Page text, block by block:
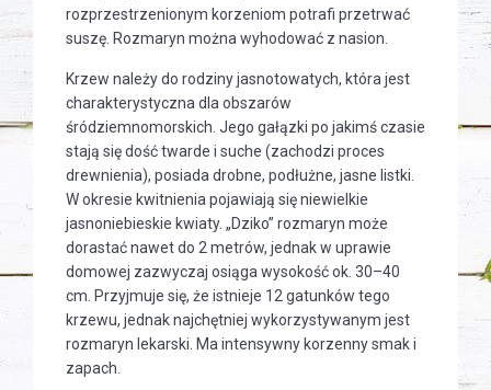
rozprzestrzenionym korzeniom potrafi przetrwać
suszę. Rozmaryn można wyhodować z nasion.
Krzew należy do rodziny jasnotowatych, która jest
charakterystyczna dla obszarów
śródziemnomorskich. Jego gałązki po jakimś czasie
stają się dość twarde i suche (zachodzi proces
drewnienia), posiada drobne, podłużne, jasne listki.
W okresie kwitnienia pojawiają się niewielkie
jasnoniebieskie kwiaty. „Dziko” rozmaryn może
dorastać nawet do 2 metrów, jednak w uprawie
domowej zazwyczaj osiąga wysokość ok. 30–40
cm. Przyjmuje się, że istnieje 12 gatunków tego
krzewu, jednak najchętniej wykorzystywanym jest
rozmaryn lekarski. Ma intensywny korzenny smak i
zapach.